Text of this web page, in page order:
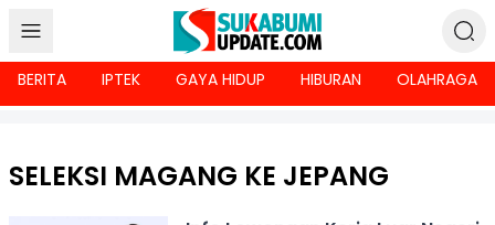
BERITA IPTEK GAYA HIDUP HIBURAN OLAHRAGA
SELEKSI MAGANG KE JEPANG